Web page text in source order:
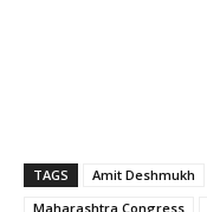
TAGS Amit Deshmukh
Maharashtra Congress